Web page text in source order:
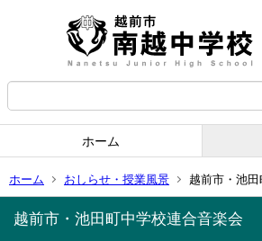
ホーム
ホーム おしらせ・授業風景 越前市・池
越前市・池田町中学校連合音楽会